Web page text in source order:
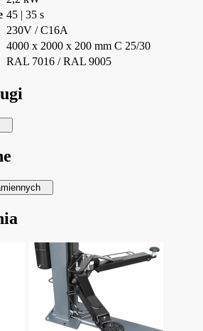
45 | 35 s
230V / C16A
4000 x 2000 x 200 mm C 25/30
RAL 7016 / RAL 9005